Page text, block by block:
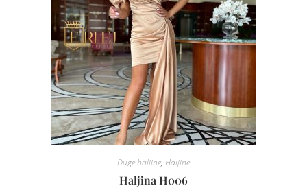
Duge haljine, Haljine
Haljina H006